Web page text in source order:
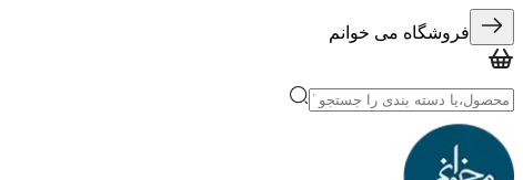
فروشگاه می خوانم